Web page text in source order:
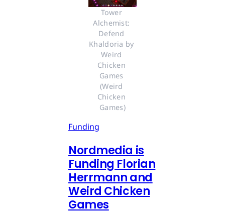
Tower
Alchemist:
Defend
Khaldoria by
Weird
Chicken
Games
(Weird
Chicken
Games)
Funding
Nordmedia is
Funding Florian
Herrmann and
Weird Chicken
Games